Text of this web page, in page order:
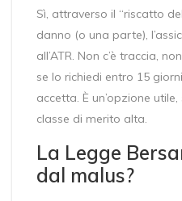
Sì, attraverso il “riscatto
danno (o una parte),
all’ATR. Non c’è traccia,
se lo richiedi entro 15
accetta. È un’opzione
classe di merito alta.
La Legge
dal malus?